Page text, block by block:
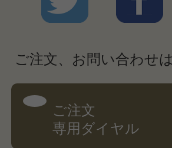
ご注文、お問い合わせ
ご注文
専用ダイヤル